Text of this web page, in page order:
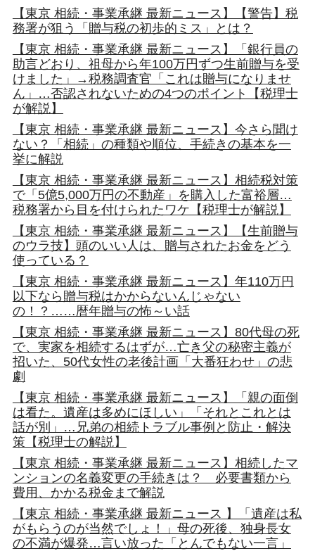
【東京 相続・事業承継 最新ニュース】【警告】税
務署が狙う「贈与税の初歩的ミス」とは？
【東京 相続・事業承継 最新ニュース】「銀行員の
助言どおり、祖母から年100万円ずつ生前贈与を受
けました」→税務調査官「これは贈与になりませ
ん」…否認されないための4つのポイント【税理士
が解説】
【東京 相続・事業承継 最新ニュース】今さら聞け
ない？「相続」の種類や順位、手続きの基本を一
挙に解説
【東京 相続・事業承継 最新ニュース】相続税対策
で「5億5,000万円の不動産」を購入した富裕層…
税務署から目を付けられたワケ【税理士が解説】
【東京 相続・事業承継 最新ニュース】【生前贈与
のウラ技】頭のいい人は、贈与されたお金をどう
使っている？
【東京 相続・事業承継 最新ニュース】年110万円
以下なら贈与税はかからないんじゃない
の！？……暦年贈与の怖～い話
【東京 相続・事業承継 最新ニュース】80代母の死
で、実家を相続するはずが…亡き父の秘密主義が
招いた、50代女性の老後計画「大番狂わせ」の悲
劇
【東京 相続・事業承継 最新ニュース】「親の面倒
は看た。遺産は多めにほしい」「それとこれとは
話が別」…兄弟の相続トラブル事例と防止・解決
策【税理士の解説】
【東京 相続・事業承継 最新ニュース】相続したマ
ンションの名義変更の手続きは？ 必要書類から
費用、かかる税金まで解説
【東京 相続・事業承継 最新ニュース 】「遺産は私
がもらうのが当然でしょ！」母の死後、独身長女
の不満が爆発…言い放った「とんでもない一言」